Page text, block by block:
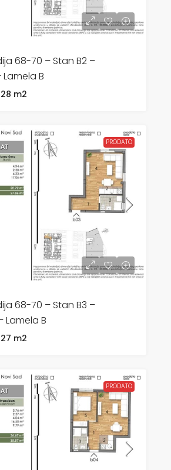
68-70 – Stan B2 –
B
28 m2
PRODATO
68-70 – Stan B3 –
Lamela B
27 m2
PRODATO